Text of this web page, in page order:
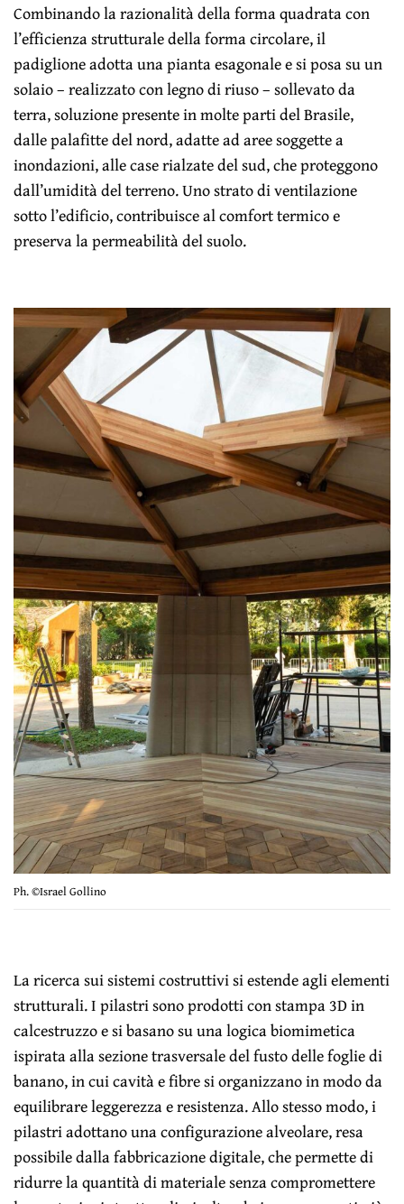
Combinando la razionalità della forma quadrata con
l’efficienza strutturale della forma circolare, il
padiglione adotta una pianta esagonale e si posa su un
solaio – realizzato con legno di riuso – sollevato da
terra, soluzione presente in molte parti del Brasile,
dalle palafitte del nord, adatte ad aree soggette a
inondazioni, alle case rialzate del sud, che proteggono
dall’umidità del terreno. Uno strato di ventilazione
sotto l’edificio, contribuisce al comfort termico e
preserva la permeabilità del suolo.
Ph. ©Israel Gollino
La ricerca sui sistemi costruttivi si estende agli elementi
strutturali. I pilastri sono prodotti con stampa 3D in
calcestruzzo e si basano su una logica biomimetica
ispirata alla sezione trasversale del fusto delle foglie di
banano, in cui cavità e fibre si organizzano in modo da
equilibrare leggerezza e resistenza. Allo stesso modo, i
pilastri adottano una configurazione alveolare, resa
possibile dalla fabbricazione digitale, che permette di
ridurre la quantità di materiale senza compromettere